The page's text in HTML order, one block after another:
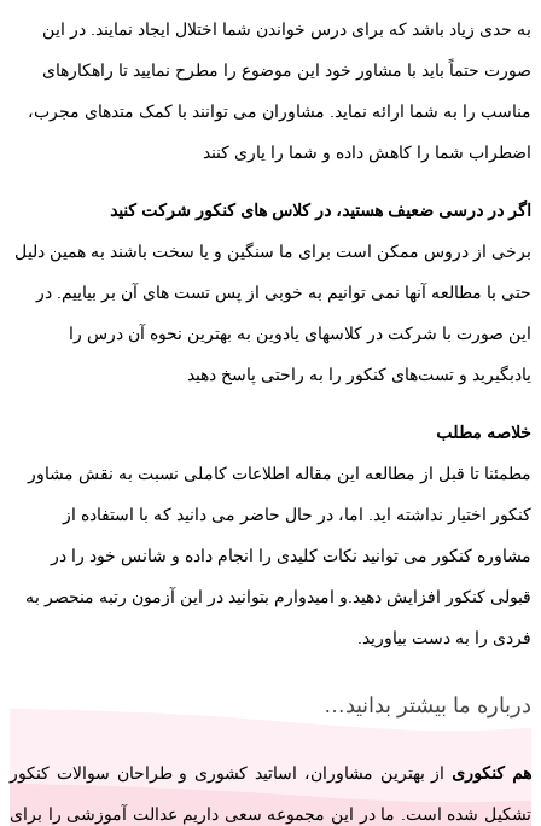
به حدی زیاد باشد که برای درس خواندن شما اختلال ایجاد نمایند. در این
صورت حتماً باید با مشاور خود این موضوع را مطرح نمایید تا راهکارهای
مناسب را به شما ارائه نماید. مشاوران می توانند با کمک متدهای مجرب،
اضطراب شما را کاهش داده و شما را یاری کنند
اگر در درسی ضعیف هستید، در کلاس های کنکور شرکت کنید
برخی از دروس ممکن است برای ما سنگین و یا سخت باشند به همین دلیل
حتی با مطالعه آنها نمی توانیم به خوبی از پس تست های آن بر بیاییم. در
این صورت با شرکت در کلاسهای یادوین به بهترین نحوه آن درس را
یادبگیرید و تست‌های کنکور را به راحتی پاسخ دهید
خلاصه مطلب
مطمئنا تا قبل از مطالعه این مقاله اطلاعات کاملی نسبت به نقش مشاور
کنکور اختیار نداشته اید. اما، در حال حاضر می دانید که با استفاده از
مشاوره کنکور می توانید نکات کلیدی را انجام داده و شانس خود را در
قبولی کنکور افزایش دهید.و امیدوارم بتوانید در این آزمون رتبه منحصر به
فردی را به دست بیاورید.
درباره ما بیشتر بدانید…
هم کنکوری از بهترین مشاوران، اساتید کشوری و طراحان سوالات کنکور
تشکیل شده است. ما در این مجموعه سعی داریم عدالت آموزشی را برای